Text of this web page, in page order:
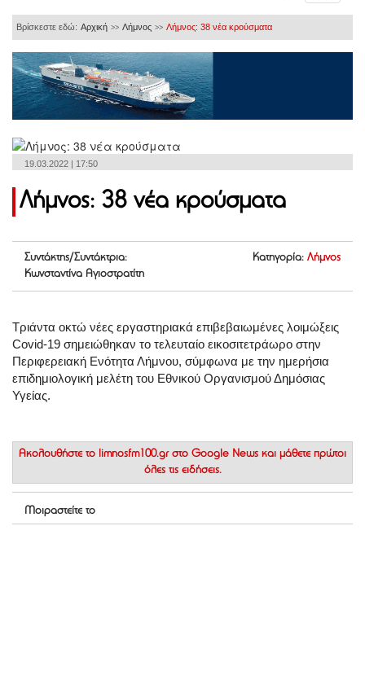
Βρίσκεστε εδώ: Αρχική >> Λήμνος >> Λήμνος: 38 νέα κρούσματα
19.03.2022 | 17:50
Λήμνος: 38 νέα κρούσματα
Συντάκτης/Συντάκτρια:
Κωνσταντίνα Αγιοστρατίτη
Κατηγορία: Λήμνος
Τριάντα οκτώ νέες εργαστηριακά επιβεβαιωμένες λοιμώξεις
Covid-19 σημειώθηκαν το τελευταίο εικοσιτετράωρο στην
Περιφερειακή Ενότητα Λήμνου, σύμφωνα με την ημερήσια
επιδημιολογική μελέτη του Εθνικού Οργανισμού Δημόσιας
Υγείας.
Ακολουθήστε το limnosfm100.gr στο Google News και μάθετε πρώτοι
όλες τις ειδήσεις.
Μοιραστείτε το